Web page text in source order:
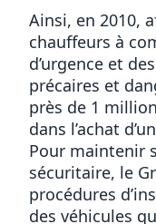
Ainsi, en 2010,
chauffeurs à
d’urgence et
précaires et
près de 1
dans l’achat
Pour maintenir
sécuritaire, le
procédures
des véhicules